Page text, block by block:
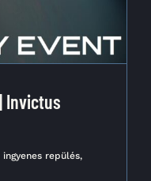
Invictus
ingyenes repülés,